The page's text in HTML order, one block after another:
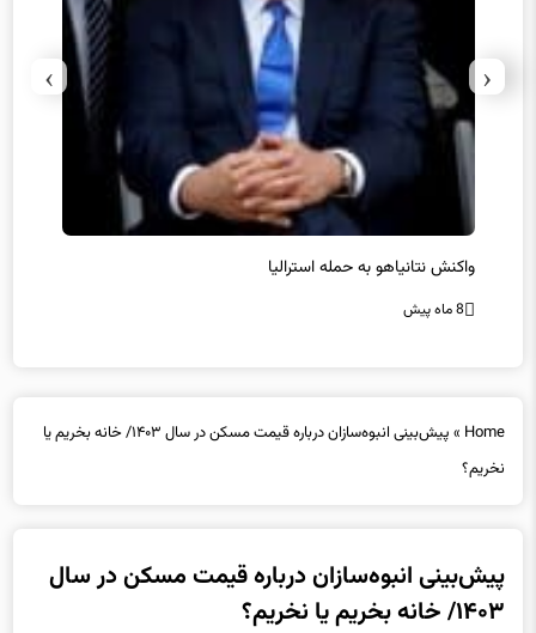
واکنش نتانیاهو به حمله استرالیا
8 ماه پیش
‹
›
Home
»
پیش‌بینی انبوه‌سازان درباره قیمت مسکن در سال ۱۴۰۳/ خانه بخریم یا
نخریم؟
پیش‌بینی انبوه‌سازان درباره قیمت مسکن در سال
۱۴۰۳/ خانه بخریم یا نخریم؟